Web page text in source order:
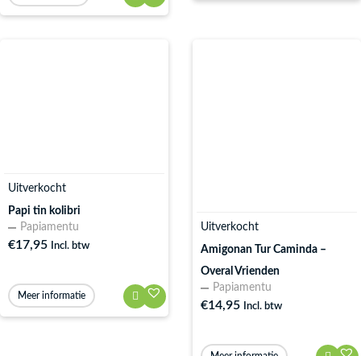
Uitverkocht
Papi tin kolibri
Papiamentu
€17,95 Incl. btw
Meer informatie
Uitverkocht
Amigonan Tur Caminda –
Overal Vrienden
Papiamentu
€14,95 Incl. btw